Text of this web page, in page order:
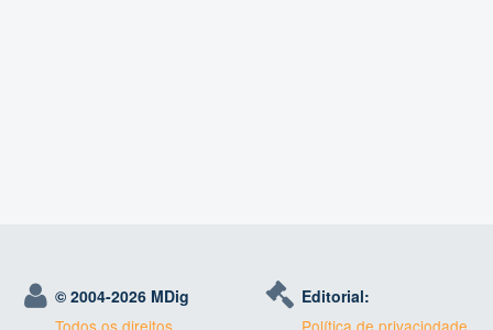
© 2004-2026 MDig
Todos os direitos
Editorial:
Política de privaciodade